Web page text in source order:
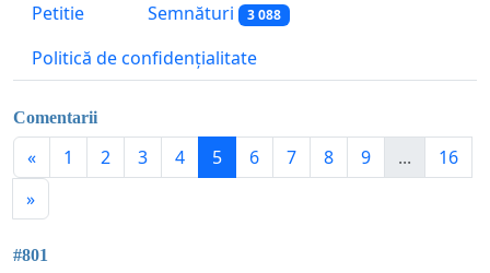
Petitie Semnături 3 088
Politică de confidențialitate
Comentarii
« 1 2 3 4 5 6 7 8 9 ...
16
»
#801